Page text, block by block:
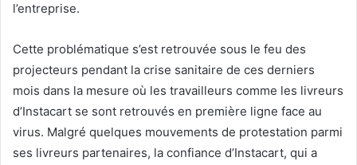
l’entreprise.
Cette problématique s’est retrouvée sous le feu des
projecteurs pendant la crise sanitaire de ces derniers
mois dans la mesure où les travailleurs comme les livreurs
d’Instacart se sont retrouvés en première ligne face au
virus. Malgré quelques mouvements de protestation parmi
ses livreurs partenaires, la confiance d’Instacart, qui a